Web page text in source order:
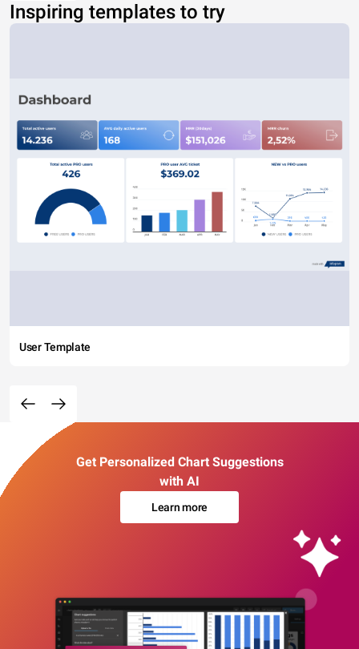
Inspiring templates to try
User Template
Get Personalized Chart Suggestions
with AI
Learn more